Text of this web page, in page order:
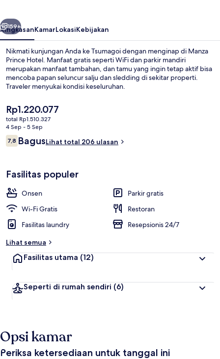
Berikutnya
159+
RingkasanKamarLokasiKebijakan
Nikmati kunjungan Anda ke Tsumagoi dengan menginap di Manza
Prince Hotel. Manfaat gratis seperti WiFi dan parkir mandiri
merupakan manfaat tambahan, dan tamu yang ingin tetap aktif bisa
mencoba papan seluncur salju dan sledding di sekitar properti.
Traveler menyukai kondisi keseluruhan.
Harga
saat
ini
Rp1.220.077
Rp1.220.077
total Rp1.510.327
4 Sep - 5 Sep
Ulasan
7,87,8 dari 10
BagusLihat total 206 ulasan
Fasilitas populer
Onsen
Parkir gratis
Wi-Fi Gratis
Restoran
Fasilitas laundry
Resepsionis 24/7
Lihat semua
Fasilitas utama (12)
Seperti di rumah sendiri (6)
Opsi kamar
Periksa ketersediaan untuk tanggal ini